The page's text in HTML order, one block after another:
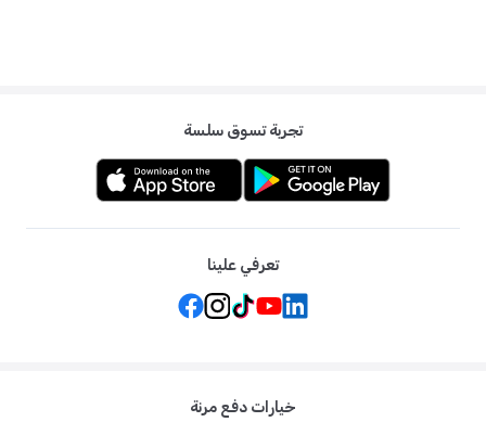
تجربة تسوق سلسة
تعرفي علينا
خيارات دفع مرنة